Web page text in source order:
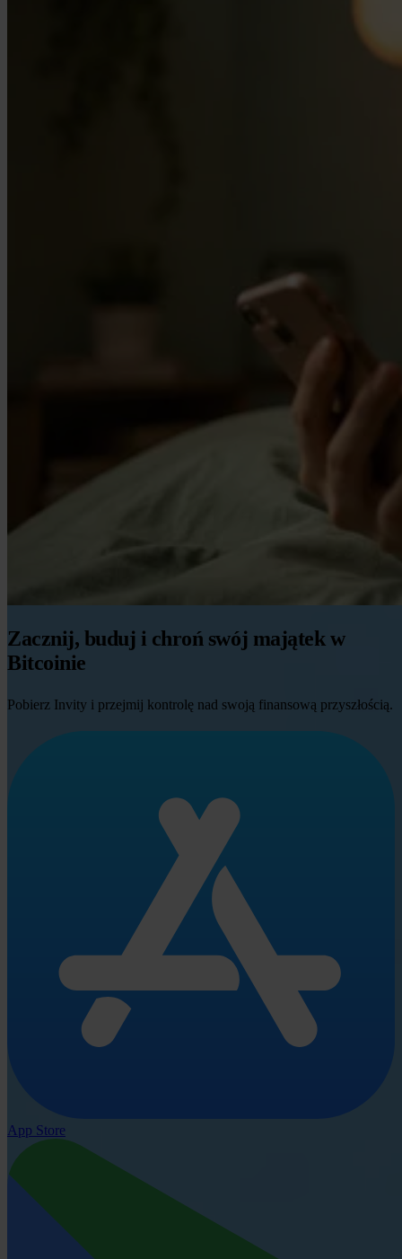
Zacznij, buduj i chroń swój majątek w
Bitcoinie
Pobierz Invity i przejmij kontrolę nad swoją finansową przyszłością.
App Store